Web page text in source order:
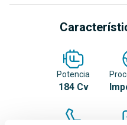
Potencia
184 Cv